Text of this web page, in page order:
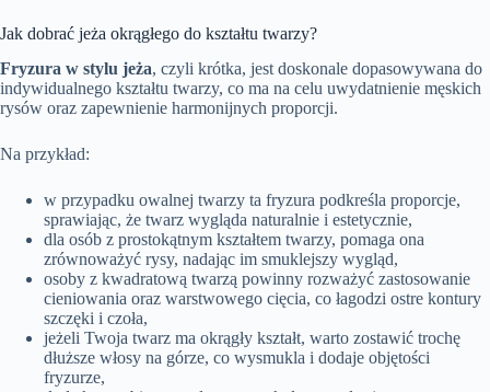
Jak dobrać jeża okrągłego do kształtu twarzy?
Fryzura w stylu jeża, czyli krótka, jest doskonale dopasowywana do
indywidualnego kształtu twarzy, co ma na celu uwydatnienie męskich
rysów oraz zapewnienie harmonijnych proporcji.
Na przykład:
w przypadku owalnej twarzy ta fryzura podkreśla proporcje,
sprawiając, że twarz wygląda naturalnie i estetycznie,
dla osób z prostokątnym kształtem twarzy, pomaga ona
zrównoważyć rysy, nadając im smuklejszy wygląd,
osoby z kwadratową twarzą powinny rozważyć zastosowanie
cieniowania oraz warstwowego cięcia, co łagodzi ostre kontury
szczęki i czoła,
jeżeli Twoja twarz ma okrągły kształt, warto zostawić trochę
dłuższe włosy na górze, co wysmukla i dodaje objętości
fryzurze,